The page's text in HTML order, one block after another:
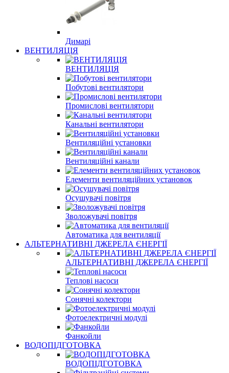
Димарі
ВЕНТИЛЯЦІЯ
ВЕНТИЛЯЦІЯ
Побутові вентилятори
Промислові вентилятори
Канальні вентилятори
Вентиляційні установки
Вентиляційні канали
Елементи вентиляційних установок
Осушувачі повітря
Зволожувачі повітря
Автоматика для вентиляції
АЛЬТЕРНАТИВНІ ДЖЕРЕЛА ЄНЕРГІЇ
АЛЬТЕРНАТИВНІ ДЖЕРЕЛА ЄНЕРГІЇ
Теплові насоси
Сонячні колектори
Фотоелектричні модулі
Фанкойли
ВОДОПІДГОТОВКА
ВОДОПІДГОТОВКА